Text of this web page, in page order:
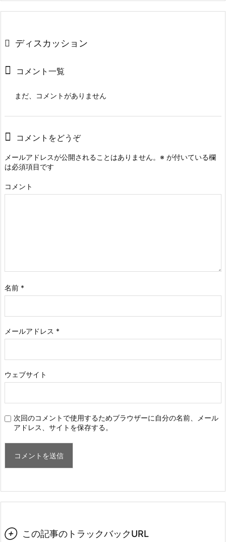
ディスカッション
コメント一覧
まだ、コメントがありません
コメントをどうぞ
メールアドレスが公開されることはありません。 ※ が付いている欄
は必須項目です
コメント
名前 *
メールアドレス *
ウェブサイト
次回のコメントで使用するためブラウザーに自分の名前、メール
アドレス、サイトを保存する。
 この記事のトラックバックURL